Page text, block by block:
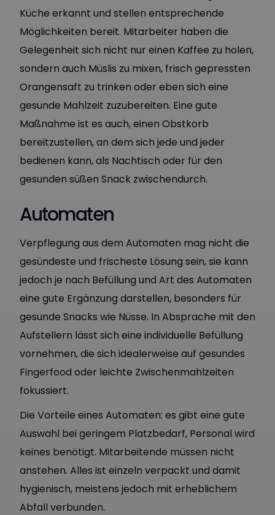
Küche erkannt und stellen entsprechende
Möglichkeiten bereit. Mitarbeiter haben die
Gelegenheit sich nicht nur einen Kaffee zu holen,
sondern auch Müslis zu mixen, frisch gepressten
Orangensaft zu trinken oder eben sich eine
gesunde Mahlzeit zuzubereiten. Eine gute
Maßnahme ist es auch, einen Obstkorb
bereitzustellen, an dem sich jede und jeder
bedienen kann, als Nachtisch oder für den
gesunden süßen Snack zwischendurch.
Automaten
Verpflegung aus dem Automaten mag nicht die
gesündeste und frischeste Lösung sein, sie kann
jedoch je nach Befüllung und Art des Automaten
eine gute Ergänzung darstellen, besonders für
gesunde Snacks wie Nüsse. In Absprache mit den
Aufstellern lässt sich eine individuelle Befüllung
vornehmen, die sich idealerweise auf gesundes
Fingerfood oder leichte Zwischenmahlzeiten
fokussiert.
Die Vorteile eines Automaten: es gibt eine gute
Auswahl bei geringem Platzbedarf, Personal wird
keines benötigt. Mitarbeitende müssen nicht
anstehen. Alles ist einzeln verpackt und damit
hygienisch, meistens jedoch mit erheblichem
Abfall verbunden.